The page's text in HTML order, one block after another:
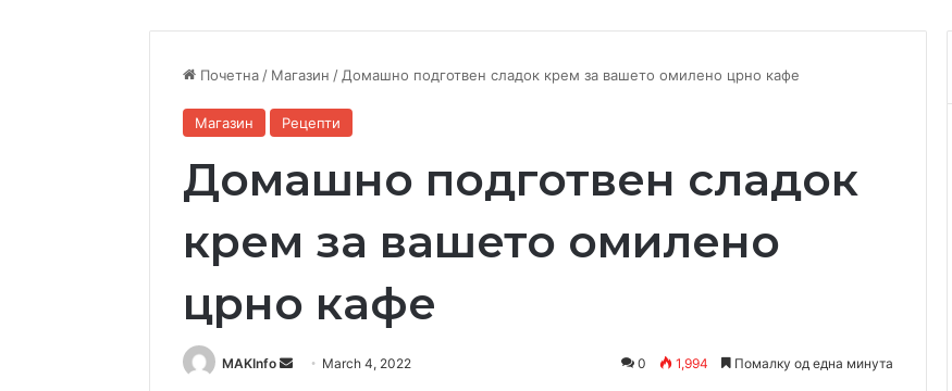
Почетна / Магазин / Домашно подготвен сладок крем за вашето омилено црно кафе
Магазин Рецепти
Домашно подготвен сладок
крем за вашето омилено
црно кафе
MAKInfo
Send March 4, 2022 0 1,994 Помалку од една минута